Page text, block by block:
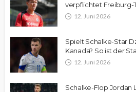
verpflichtet Freiburg-
12. Juni 2026
Spielt Schalke-Star
Kanada? So ist der
12. Juni 2026
Schalke-Flop Jordan